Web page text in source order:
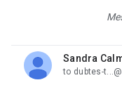
Sandra
unread,
to dubtes-